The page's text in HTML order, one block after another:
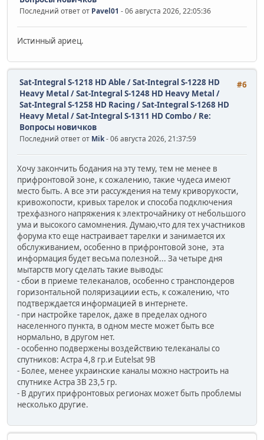
Последний ответ от Pavel01 - 06 августа 2026, 22:05:36
Истинный ариец.
#6
Sat-Integral S-1218 HD Able / Sat-Integral S-1228 HD
Heavy Metal / Sat-Integral S-1248 HD Heavy Metal /
Sat-Integral S-1258 HD Racing / Sat-Integral S-1268 HD
Heavy Metal / Sat-Integral S-1311 HD Combo/ Re:
Вопросы новичков
Последний ответ от Mik- 06 августа 2026, 21:37:59
Хочу закончить бодания на эту тему, тем не менее в
прифронтовой зоне, к сожалению, такие чудеса имеют
место быть. А все эти рассуждения на тему криворукости,
кривожопости, кривых тарелок и способа подключения
трехфазного напряжения к электрочайнику от небольшого
ума и высокого самомнения. Думаю,что для тех участников
форума кто еще настраивает тарелки и занимается их
обслуживанием, особенно в прифронтовой зоне, эта
информация будет весьма полезной... За четыре дня
мытарств могу сделать такие выводы:
- сбои в приеме телеканалов, особенно с транспондеров
горизонтальной поляризациии есть, к сожалению, что
подтверждается информацией в интернете.
- при настройке тарелок, даже в пределах одного
населенного пункта, в одном месте может быть все
нормально, в другом нет.
- особенно подвержены воздействию телеканалы со
спутников: Астра 4,8 гр.и Eutelsat 9B
- Более, менее украинские каналы можно настроить на
спутнике Астра 3В 23,5 гр.
- В других прифронтовых регионах может быть проблемы
несколько другие.